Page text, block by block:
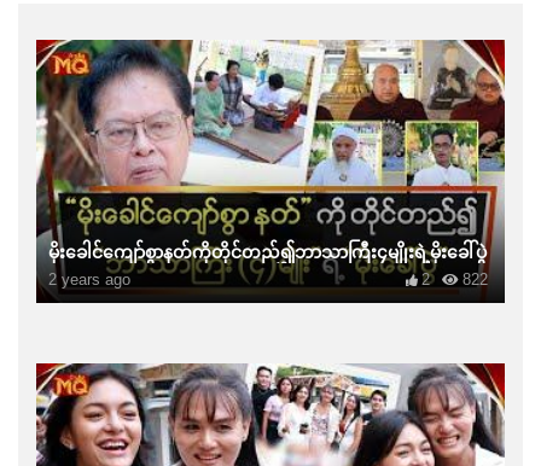
မိုးခေါင်ကျော်စွာနတ်ကိုတိုင်တည်၍ဘာသာကြီး၄မျိုးရဲ့မိုးခေါ်ပွဲ
2 years ago 822
2